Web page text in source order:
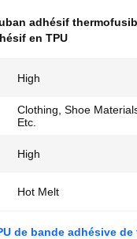
adhésif
en TPU
High
Clothing, Shoe
Etc.
High
Hot Melt
de bande adhésive